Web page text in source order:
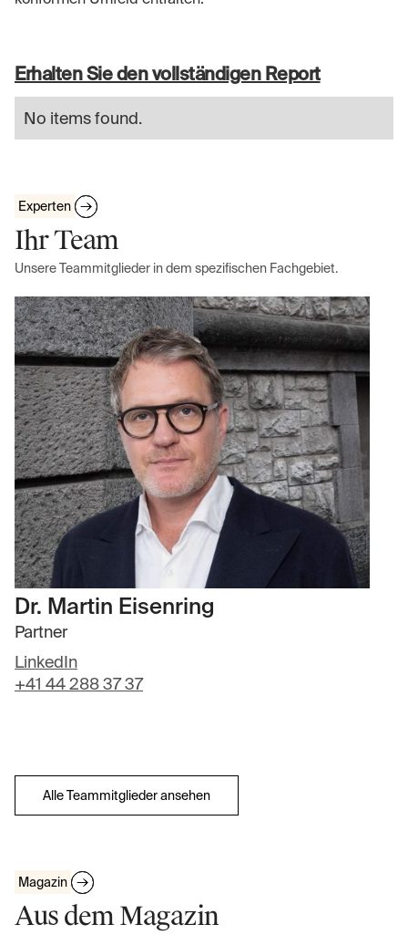
Erhalten Sie den vollständigen Report
No items found.
Experten
Ihr Team
Unsere Teammitglieder in dem spezifischen Fachgebiet.
Dr. Martin Eisenring
Partner
LinkedIn
+41 44 288 37 37
Alle Teammitglieder ansehen
Magazin
Aus dem Magazin